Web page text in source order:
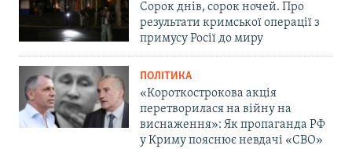
Сорок днів, сорок ночей. Про
результати кримської операції з
примусу Росії до миру
ПОЛІТИКА
«Короткострокова акція
перетворилася на війну на
виснаження»: Як пропаганда РФ
у Криму пояснює невдачі «СВО»